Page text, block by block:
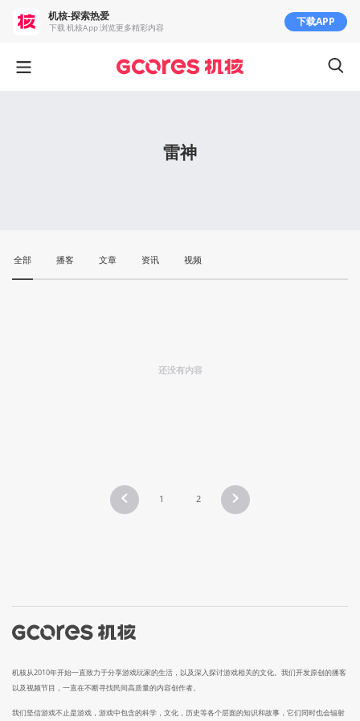
雷神
全部 播客 文章 资讯 视频
还没有内容
1 2
机核从2010年开始一直致力于分享游戏玩家的生活，以及深入探讨游戏相关的文化。我们开发原创的播客
以及视频节目，一直在不断寻找民间高质量的内容创作者。
我们坚信游戏不止是游戏，游戏中包含的科学，文化，历史等各个层面的知识和故事，它们同时也会辐射
机核-探索热爱
下载 机核App 浏览更多精彩内容 下载APP